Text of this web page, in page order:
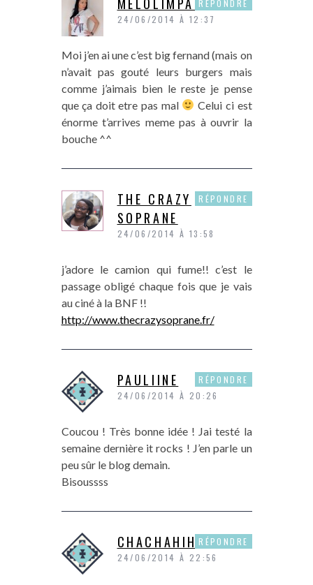
24/06/2014 À 12:37
Moi j’en ai une c’est big fernand (mais on
n’avait pas gouté leurs burgers mais
comme j’aimais bien le reste je pense
que ça doit etre pas mal
Celui ci est
énorme t’arrives meme pas à ouvrir la
bouche ^^
RÉPONDRE
THE CRAZY
SOPRANE
24/06/2014 À 13:58
j’adore le camion qui fume!! c’est le
passage obligé chaque fois que je vais
au ciné à la BNF !!
http://www.thecrazysoprane.fr/
RÉPONDRE
PAULIINE
24/06/2014 À 20:26
Coucou ! Très bonne idée ! Jai testé la
semaine dernière it rocks ! J’en parle un
peu sûr le blog demain.
Bisoussss
RÉPONDRE
CHACHAHIHI
24/06/2014 À 22:56
RÉPONDRE